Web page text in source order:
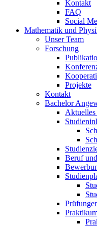
Kontakt
FAQ
Social
Mathematik und
Unser Team
Forschung
Projekte
Kontakt
Bachelor
Beruf